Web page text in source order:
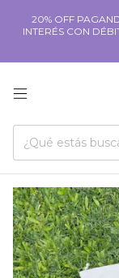
20% OFF
INTERÉS CON